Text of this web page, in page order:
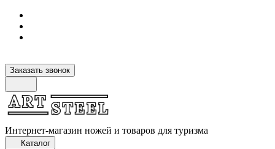
Заказать звонок
Интернет-магазин ножей и товаров для туризма
Каталог